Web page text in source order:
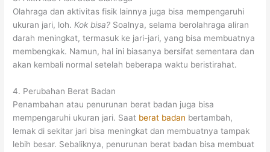
Olahraga dan aktivitas fisik lainnya juga bisa mempengaruhi
ukuran jari, loh.Kok bisa? Soalnya, selama berolahraga aliran
darah meningkat, termasuk ke jari-jari, yang bisa membuatnya
membengkak. Namun, hal ini biasanya bersifat sementara dan
akan kembali normal setelah beberapa waktu beristirahat.
4. Perubahan Berat Badan
Penambahan atau penurunan berat badan juga bisa
mempengaruhi ukuran jari. Saat berat badan bertambah,
lemak di sekitar jari bisa meningkat dan membuatnya tampak
lebih besar. Sebaliknya, penurunan berat badan bisa membuat